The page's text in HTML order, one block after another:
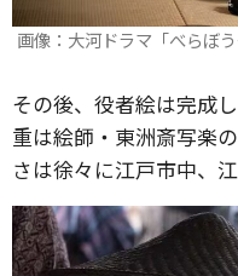
画像：大河ドラマ「べらぼ
その後、役者絵は完成
重は絵師・東洲斎写楽
さは徐々に江戸市中、